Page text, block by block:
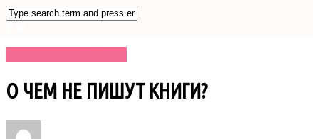
О ЧЕМ НЕ ПИШУТ КНИГИ?